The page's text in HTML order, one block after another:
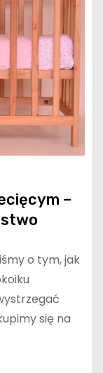
–
o tym, jak
się na